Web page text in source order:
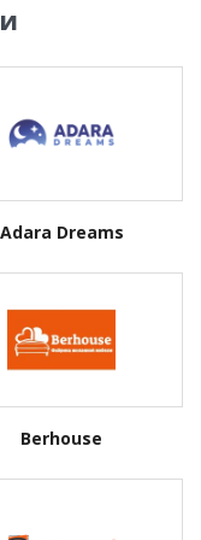
Adara Dreams
Berhouse